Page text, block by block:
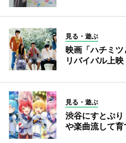
見る・遊ぶ
映画「ハチミ
リバイバル上映
見る・遊ぶ
渋谷にすとぷ
や楽曲流して育